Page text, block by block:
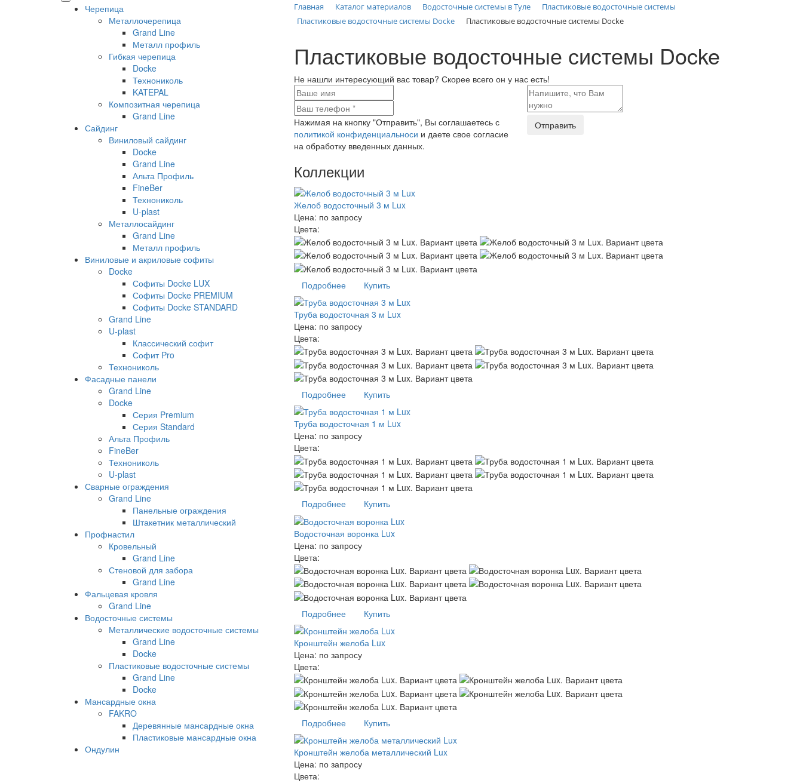
Черепица
Металлочерепица
Grand Line
Металл профиль
Гибкая черепица
Docke
Технониколь
KATEPAL
Композитная черепица
Grand Line
Сайдинг
Виниловый сайдинг
Docke
Grand Line
Альта Профиль
FineBer
Технониколь
U-plast
Металлосайдинг
Grand Line
Металл профиль
Виниловые и акриловые софиты
Docke
Софиты Docke LUX
Софиты Docke PREMIUM
Софиты Docke STANDARD
Grand Line
U-plast
Классический софит
Софит Pro
Технониколь
Фасадные панели
Grand Line
Docke
Серия Premium
Серия Standard
Альта Профиль
FineBer
Технониколь
U-plast
Сварные ограждения
Grand Line
Панельные ограждения
Штакетник металлический
Профнастил
Кровельный
Grand Line
Стеновой для забора
Grand Line
Фальцевая кровля
Grand Line
Водосточные системы
Металлические водосточные системы
Grand Line
Docke
Пластиковые водосточные системы
Grand Line
Docke
Мансардные окна
FAKRO
Деревянные мансардные окна
Пластиковые мансардные окна
Ондулин
Главная Каталог материалов Водосточные системы в Туле
Пластиковые водосточные системы
Пластиковые водосточные системы Docke
Пластиковые водосточные системы Docke
Пластиковые водосточные системы Docke
Не нашли интересующий вас товар? Скорее всего он у нас есть!
Нажимая на кнопку "Отправить", Вы соглашаетесь с
политикой конфиденциальноси и даете свое согласие
на обработку введенных данных.
Коллекции
Желоб водосточный 3 м Lux
Цена: по запросу
Цвета:
Подробнее Купить
Труба водосточная 3 м Lux
Цена: по запросу
Цвета:
Подробнее Купить
Труба водосточная 1 м Lux
Цена: по запросу
Цвета:
Подробнее Купить
Водосточная воронка Lux
Цена: по запросу
Цвета:
Подробнее Купить
Кронштейн желоба Lux
Цена: по запросу
Цвета:
Подробнее Купить
Кронштейн желоба металлический Lux
Цена: по запросу
Цвета: